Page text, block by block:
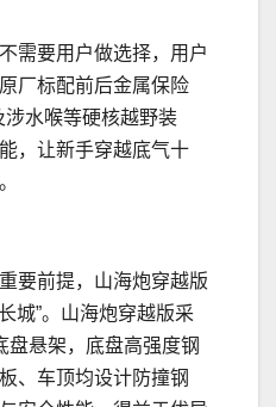
需要用户做选择，用户
厂标配前后金属保险
水喉等硬核越野装
，让新手穿越底气十
要前提，山海炮穿越版
城”。山海炮穿越版采
盘悬架，底盘高强度钢
、车顶均设计防撞钢